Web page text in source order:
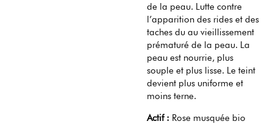
de la peau. Lutte contre
l’apparition des rides et des
taches du au vieillissement
prématuré de la peau. La
peau est nourrie, plus
souple et plus lisse. Le teint
devient plus uniforme et
moins terne.
Actif : Rose musquée bio